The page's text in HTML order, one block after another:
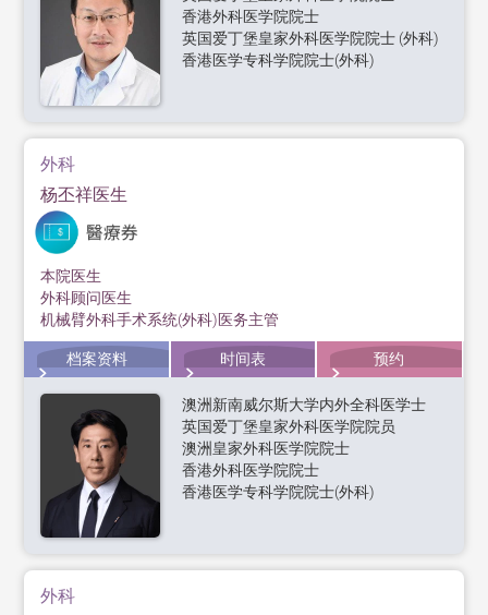
香港外科医学院院士
英国爱丁堡皇家外科医学院院士 (外科)
香港医学专科学院院士(外科)
外科
杨丕祥医生
本院医生
外科顾问医生
机械臂外科手术系统(外科)医务主管
档案资料 时间表 预约
澳洲新南威尔斯大学内外全科医学士
英国爱丁堡皇家外科医学院院员
澳洲皇家外科医学院院士
香港外科医学院院士
香港医学专科学院院士(外科)
外科